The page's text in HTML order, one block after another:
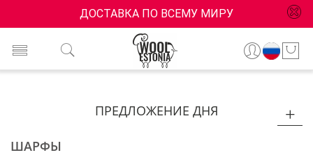
ДОСТАВКА ПО ВСЕМУ МИРУ
ПРЕДЛОЖЕНИЕ ДНЯ
ШАРФЫ